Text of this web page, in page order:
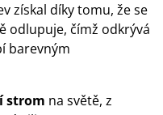
získal díky tomu, že se
odlupuje, čímž odkrývá
barevným
strom na světě, z